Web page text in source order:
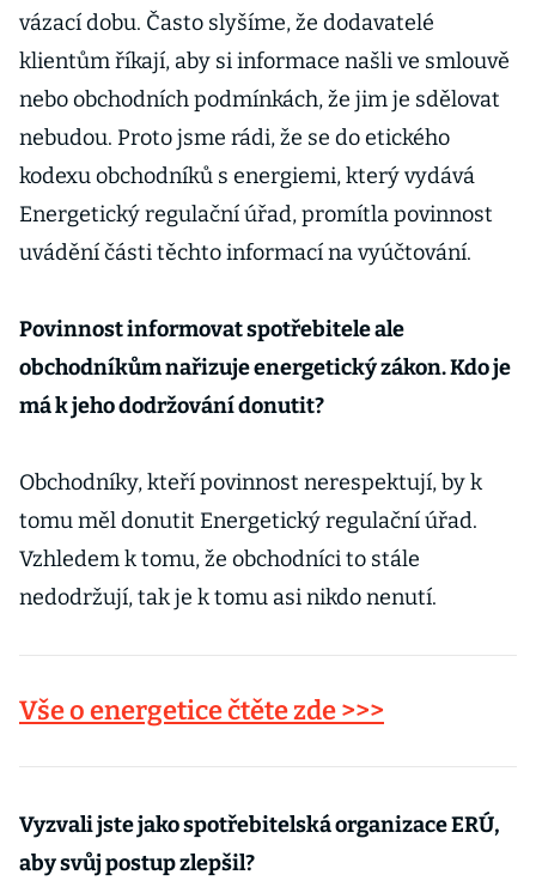
vázací dobu. Často slyšíme, že dodavatelé
klientům říkají, aby si informace našli ve smlouvě
nebo obchodních podmínkách, že jim je sdělovat
nebudou. Proto jsme rádi, že se do etického
kodexu obchodníků s energiemi, který vydává
Energetický regulační úřad, promítla povinnost
uvádění části těchto informací na vyúčtování.
Povinnost informovat spotřebitele ale
obchodníkům nařizuje energetický zákon. Kdo je
má k jeho dodržování donutit?
Obchodníky, kteří povinnost nerespektují, by k
tomu měl donutit Energetický regulační úřad.
Vzhledem k tomu, že obchodníci to stále
nedodržují, tak je k tomu asi nikdo nenutí.
Vše o energetice čtěte zde >>>
Vyzvali jste jako spotřebitelská organizace ERÚ,
aby svůj postup zlepšil?